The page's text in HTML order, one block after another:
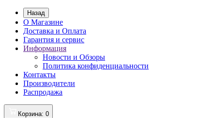
Назад
О Магазине
Доставка и Оплата
Гарантия и сервис
Информация
Новости и Обзоры
Политика конфиденциальности
Контакты
Производители
Распродажа
Корзина: 0